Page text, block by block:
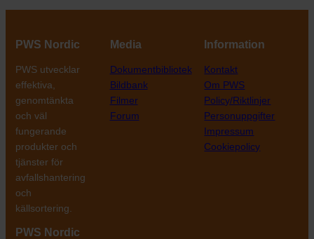
PWS Nordic
PWS utvecklar
effektiva,
genomtänkta
och väl
fungerande
produkter och
tjänster för
avfallshantering
och
källsortering.
Media
Dokumentbibliotek
Bildbank
Filmer
Forum
Information
Kontakt
Om PWS
Policy/Riktlinjer
Personuppgifter
Impressum
Cookiepolicy
PWS Nordic